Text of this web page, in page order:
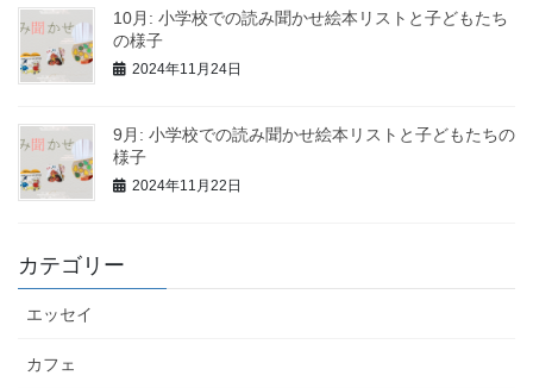
10月: 小学校での読み聞かせ絵本リストと子どもたち
の様子
2024年11月24日
9月: 小学校での読み聞かせ絵本リストと子どもたちの
様子
2024年11月22日
カテゴリー
エッセイ
カフェ